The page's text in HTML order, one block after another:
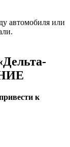
автомобиля или
к